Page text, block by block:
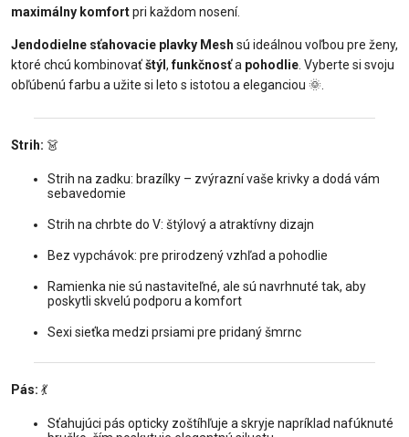
maximálny komfortpri každom nosení.
Jendodielne sťahovacie plavky Mesh sú ideálnou voľbou pre ženy,
ktoré chcú kombinovaťštýl ,funkčnosťa pohodlie . Vyberte si svoju
obľúbenú farbu a užite si leto s istotou a eleganciou 🌞
Strih: 👗
Strih na zadku: brazílky – zvýrazní vaše krivky a dodá vám
sebavedomie
Strih na chrbte do V: štýlový a atraktívny dizajn
Bez vypchávok: pre prirodzený vzhľad a pohodlie
Ramienka nie sú nastaviteľné, ale sú navrhnuté tak, aby
poskytli skvelú podporu a komfort
Sexi sieťka medzi prsiami pre pridaný šmrnc
Pás: 💃
Sťahujúci pás opticky zoštíhľuje a skryje napríklad nafúknuté